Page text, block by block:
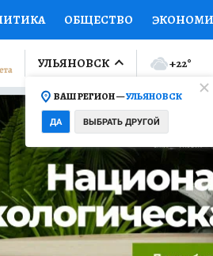
ОБЩЕСТВО
ПРОИСШЕСТВИЯ
ОТКРЫВАЕМ МИР Я ЗНАЮ
ПРОМОКОДЫ СЕРИАЛЫ
КОЛЛЕКЦИИ
САЙТЕ
УЛЬЯНОВСК
ВАШ РЕГИОН —УЛЬЯНОВСК
ДА ВЫБРАТЬ ДРУГОЙ
+22°